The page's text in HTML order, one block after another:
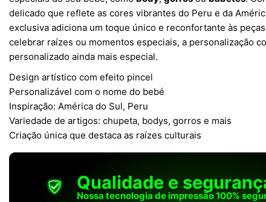
delicado que reflete as cores vibrantes do Peru e da
exclusiva adiciona um toque único e reconfortante às
celebrar raízes ou momentos especiais, a personalização
personalizado ainda mais especial.
Design artístico com efeito pincel
Personalizável com o nome do bebé
Inspiração: América do Sul, Peru
Variedade de artigos: chupeta, bodys, gorros e mais
Criação única que destaca as raízes culturais
Qualidade e
Nossa tecnologia de impressão 100%